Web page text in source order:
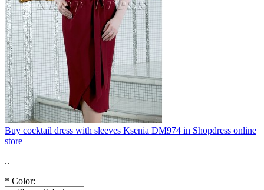
Buy cocktail dress with sleeves Ksenia DM974 in Shopdress online
store
..
* Color: